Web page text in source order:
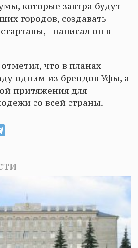
которые завтра будут
городов, создавать
- написал он в
что в планах
одним из брендов Уфы, а
притяжения для
со всей страны.